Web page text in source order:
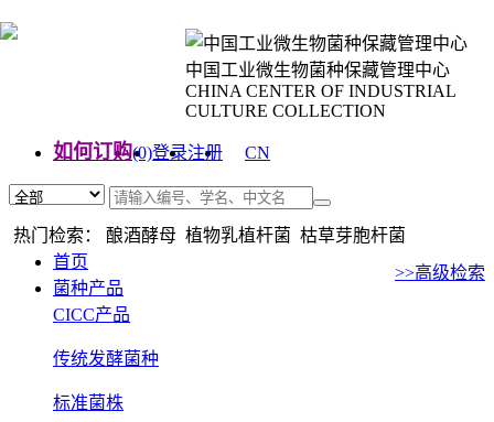
中国工业微生物菌种保藏管理中心
CHINA CENTER OF INDUSTRIAL
CULTURE COLLECTION
如何订购(0)登录注册
CN
热门检索： 酿酒酵母 植物乳植杆菌 枯草芽胞杆菌
>>高级检索
首页
菌种产品
CICC产品
传统发酵菌种
标准菌株